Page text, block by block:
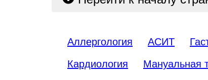
Аллергология АСИТ
Кардиология
Мануальная